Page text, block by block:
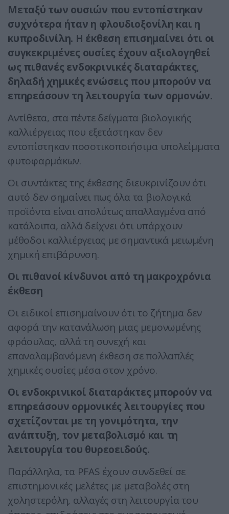
Μεταξύ των ουσιών που εντοπίστηκαν
συχνότερα ήταν η φλουδιοξονίλη και η
κυπροδινίλη. Η έκθεση επισημαίνει ότι οι
συγκεκριμένες ουσίες έχουν αξιολογηθεί
ως πιθανές ενδοκρινικές διαταράκτες,
δηλαδή χημικές ενώσεις που μπορούν να
επηρεάσουν τη λειτουργία των ορμονών.
Αντίθετα, στα πέντε δείγματα βιολογικής
καλλιέργειας που εξετάστηκαν δεν
εντοπίστηκαν ποσοτικοποιήσιμα υπολείμματα
φυτοφαρμάκων.
Οι συντάκτες της έκθεσης διευκρινίζουν ότι
αυτό δεν σημαίνει πως όλα τα βιολογικά
προϊόντα είναι απολύτως απαλλαγμένα από
κατάλοιπα, αλλά δείχνει ότι υπάρχουν
μέθοδοι καλλιέργειας με σημαντικά μειωμένη
χημική επιβάρυνση.
Οι πιθανοί κίνδυνοι από τη μακροχρόνια
έκθεση
Οι ειδικοί επισημαίνουν ότι το ζήτημα δεν
αφορά την κατανάλωση μιας μεμονωμένης
φράουλας, αλλά τη συνεχή και
επαναλαμβανόμενη έκθεση σε πολλαπλές
χημικές ουσίες μέσα στον χρόνο.
Οι ενδοκρινικοί διαταράκτες μπορούν να
επηρεάσουν ορμονικές λειτουργίες που
σχετίζονται με τη γονιμότητα, την
ανάπτυξη, τον μεταβολισμό και τη
λειτουργία του θυρεοειδούς.
Παράλληλα, τα PFAS έχουν συνδεθεί σε
επιστημονικές μελέτες με μεταβολές στη
χοληστερόλη, αλλαγές στη λειτουργία του